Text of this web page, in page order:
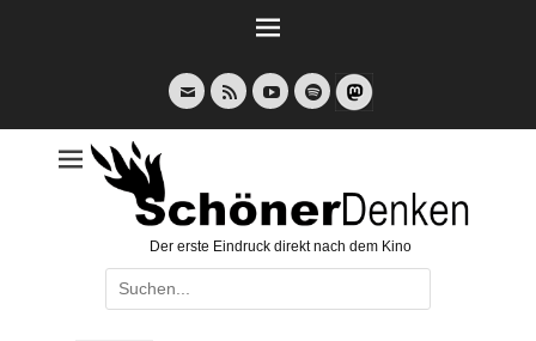
E-
Mail
Feed YouTubeSpotify
Der erste Eindruck direkt nach dem Kino
Suche
nach: